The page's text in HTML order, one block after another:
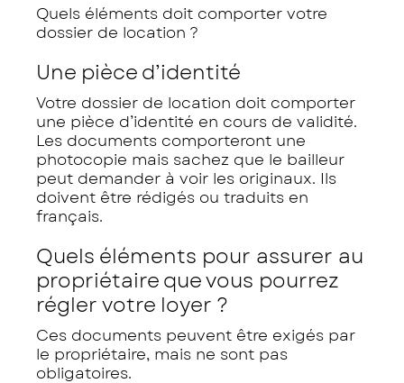
Quels éléments doit comporter votre
dossier de location ?
Une pièce d’identité
Votre dossier de location doit comporter
une pièce d’identité en cours de validité.
Les documents comporteront une
photocopie mais sachez que le bailleur
peut demander à voir les originaux. Ils
doivent être rédigés ou traduits en
français.
Quels éléments pour assurer au
propriétaire que vous pourrez
régler votre loyer ?
Ces documents peuvent être exigés par
le propriétaire, mais ne sont pas
obligatoires.